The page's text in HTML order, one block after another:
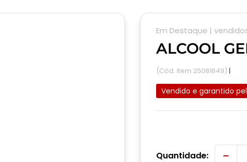
Em Destaque |
ALCOOL
(Cód. Item 25081649) |
Vendido e garantido
Quantidade: